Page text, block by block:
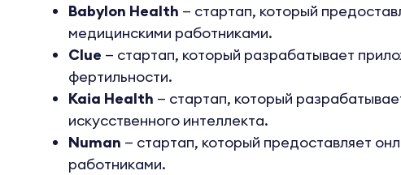
Babylon Health — стартап, который
медицинскими работниками.
Clue — стартап, который разрабатывает
фертильности.
Kaia Health — стартап, который
искусственного интеллекта.
Numan — стартап, который предоставляет
работниками.